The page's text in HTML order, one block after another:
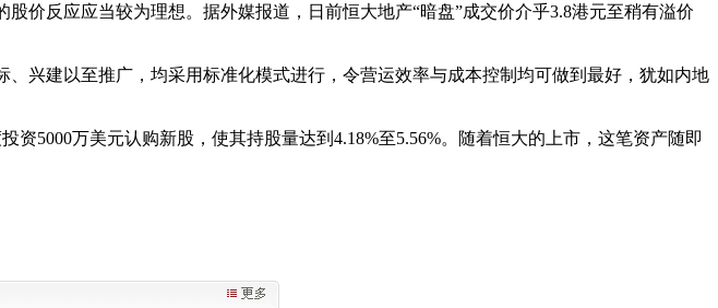
价反应应当较为理想。据外媒报道，日前恒大地产“暗盘”成交价介乎3.8港元至稍有溢价
兴建以至推广，均采用标准化模式进行，令营运效率与成本控制均可做到最好，犹如内地
资5000万美元认购新股，使其持股量达到4.18%至5.56%。随着恒大的上市，这笔资产随即